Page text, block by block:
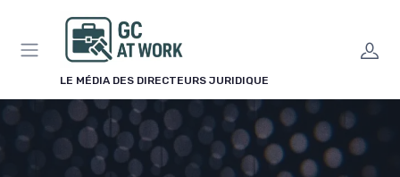
LE MÉDIA DES DIRECTEURS JURIDIQUE